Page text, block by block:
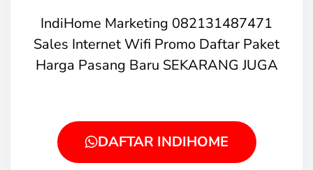
IndiHome Marketing 082131487471
Sales Internet Wifi Promo Daftar Paket
Harga Pasang Baru SEKARANG JUGA
DAFTAR INDIHOME